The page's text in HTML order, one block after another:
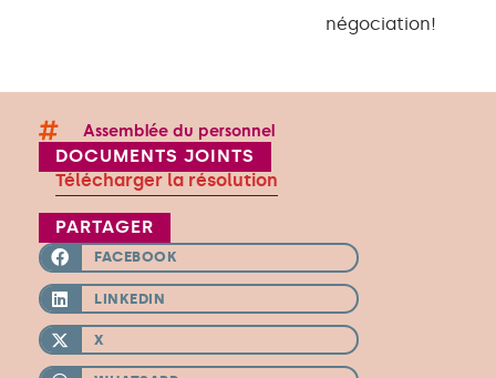
négociation!
Assemblée du personnel
DOCUMENTS JOINTS
Télécharger la résolution
PARTAGER
FACEBOOK
LINKEDIN
X